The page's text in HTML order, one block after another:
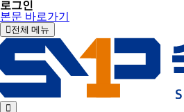
로그인
본문 바로가기
전체 메뉴